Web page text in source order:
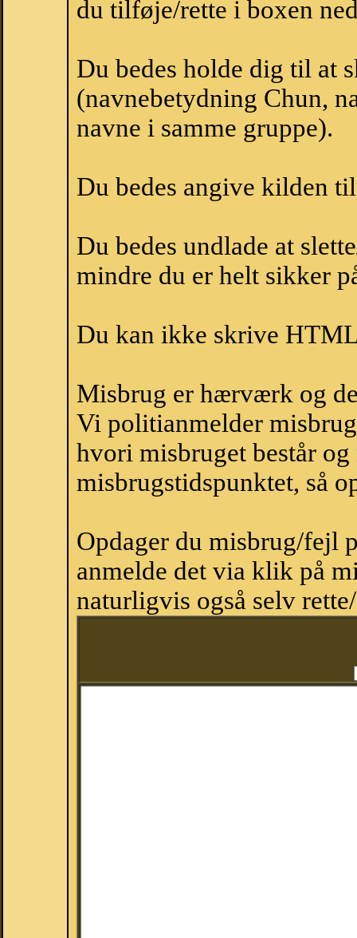
du tilføje/rette i boxen
Du bedes holde dig til at
(navnebetydning Chun,
navne i samme gruppe).
Du bedes angive kilden
Du bedes undlade at
mindre du er helt sikker
Du kan ikke skrive
Misbrug er hærværk og
Vi politianmelder
hvori misbruget består
misbrugstidspunktet, så
Opdager du misbrug/fejl
anmelde det via klik på
naturligvis også selv